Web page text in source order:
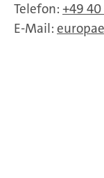
Telefon: +49 40
E-Mail: